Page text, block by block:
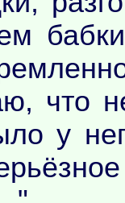
что
у